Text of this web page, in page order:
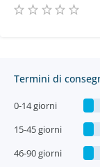
Termini di
0-14 giorni
15-45 giorni
46-90 giorni